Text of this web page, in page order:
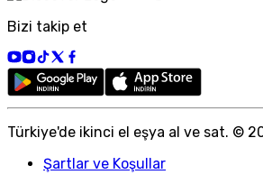
Bizi takip et
Türkiye'de ikinci el eşya al ve sat. ©
Şartlar ve Koşullar